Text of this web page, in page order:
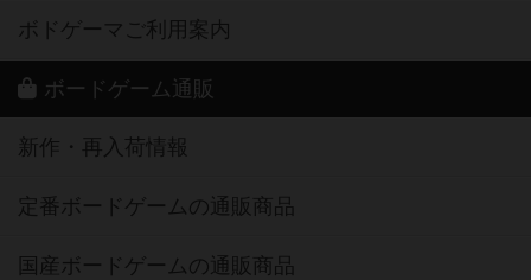
ボドゲーマご利用案内
ボードゲーム通販
新作・再入荷情報
定番ボードゲームの通販商品
国産ボードゲームの通販商品